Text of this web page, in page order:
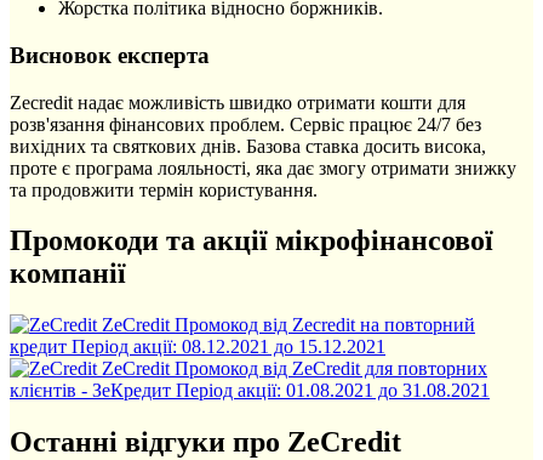
Жорстка політика відносно боржників.
Висновок експерта
Zecredit надає можливість швидко отримати кошти для
розв'язання фінансових проблем. Сервіс працює 24/7 без
вихідних та святкових днів. Базова ставка досить висока,
проте є програма лояльності, яка дає змогу отримати знижку
та продовжити термін користування.
Промокоди та акції мікрофінансової
компанії
ZeCredit Промокод від Zecredit на повторний
кредит Період акції: 08.12.2021 до 15.12.2021
ZeCredit Промокод від ZeCredit для повторних
клієнтів - ЗеКредит Період акції: 01.08.2021 до 31.08.2021
Останні відгуки про ZeCredit